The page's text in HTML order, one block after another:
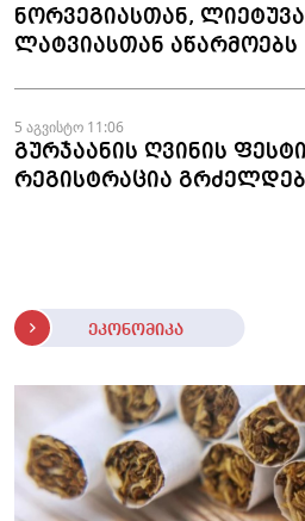
ნორვეგიასთან,
ლატვიასთან აწარმოებს
5 აგვისტო 11:06
გურჯაანის ღვინის
რეგისტრაცია
ეკონომიკა